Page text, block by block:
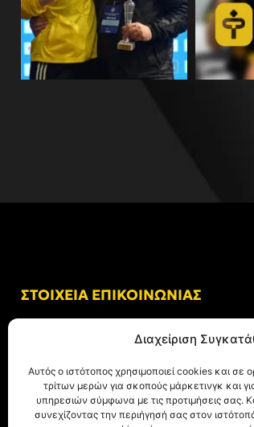
Διαχείριση
Αυτός ο ιστότοπος χρησιμοποιεί cookies και σε
τρίτων μερών για σκοπούς μάρκετινγκ και
υπηρεσιών σύμφωνα με τις προτιμήσεις σας.
συνεχίζοντας την περιήγησή σας στον
ΣΤΟΙΧΕΙΑ ΕΠΙΚΟΙΝΩΝΙΑΣ
Αλκμήνης 69, Χαριλάου
Τ.Κ. 54249 Θεσσαλονίκη
Tηλ. Επικοινωνίας:+30 (2310) 305